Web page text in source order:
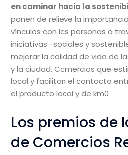
en caminar hacia la
ponen de relieve la
vínculos con las personas a
iniciativas -sociales y
mejorar la calidad de vida de
y la ciudad. Comercios que
local y facilitan el contacto
el producto local y de km0
Los premios de
de Comercios